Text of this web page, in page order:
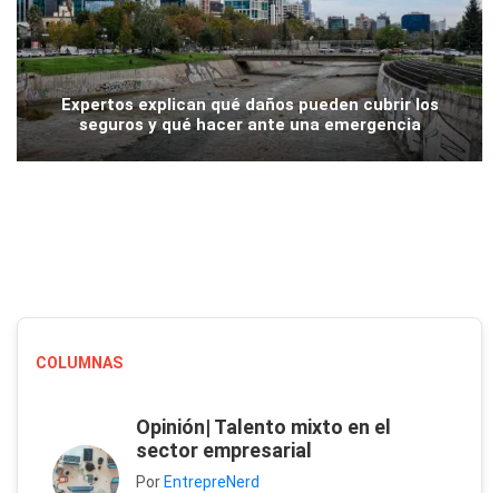
Expertos explican qué daños pueden cubrir los
seguros y qué hacer ante una emergencia
COLUMNAS
Opinión| Talento mixto en el
sector empresarial
Por EntrepreNerd